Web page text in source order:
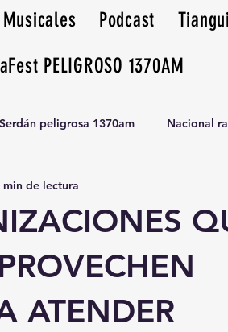
Podcast
PELIGROSO 1370AM
peligrosa 1370am Nacional
huamantla
ATENDER
min de lectura